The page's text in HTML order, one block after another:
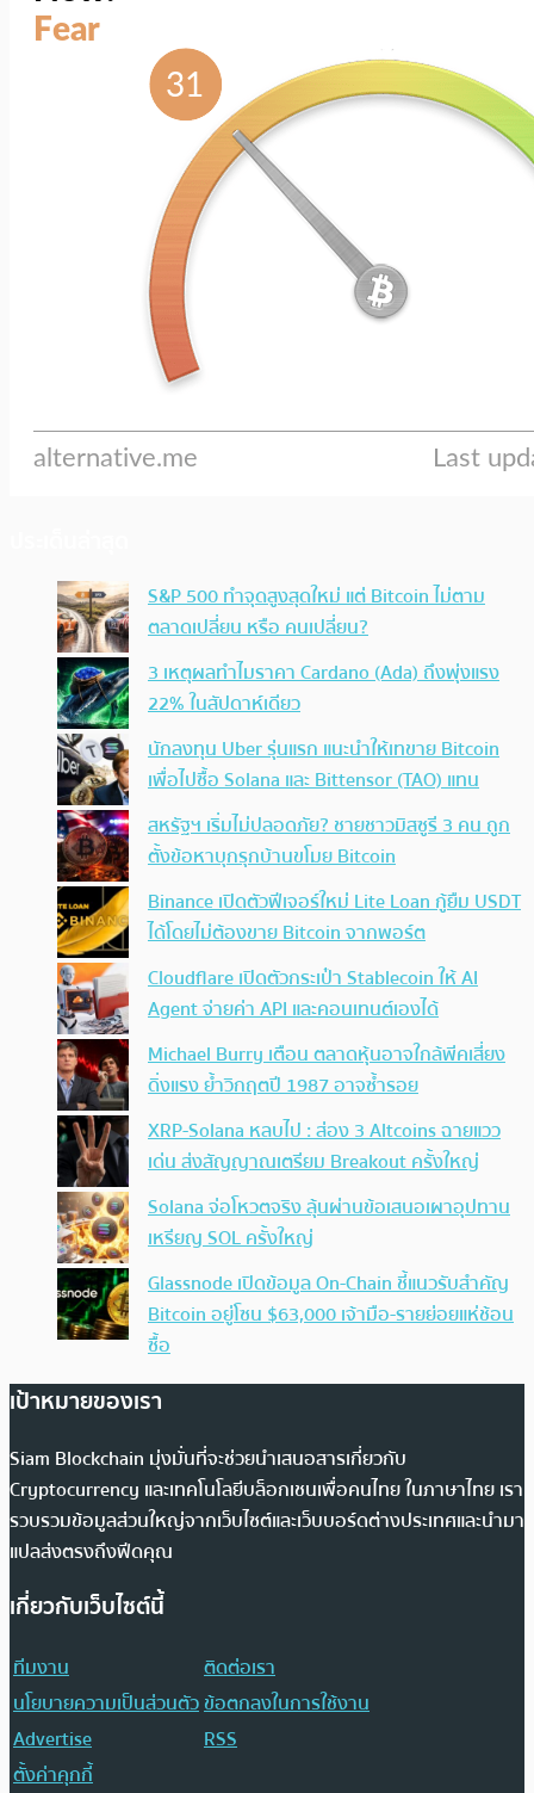
S&P 500 ทำจุดสูงสุดใหม่ แต่ Bitcoin ไม่ตาม
ตลาดเปลี่ยน หรือ คนเปลี่ยน?
3 เหตุผลทำไมราคา Cardano (Ada) ถึงพุ่งแรง
22% ในสัปดาห์เดียว
นักลงทุน Uber รุ่นแรก แนะนำให้เทขาย Bitcoin
เพื่อไปซื้อ Solana และ Bittensor (TAO) แทน
สหรัฐฯ เริ่มไม่ปลอดภัย? ชายชาวมิสซูรี 3 คน ถูก
ตั้งข้อหาบุกรุกบ้านขโมย Bitcoin
Binance เปิดตัวฟีเจอร์ใหม่ Lite Loan กู้ยืม USDT
ได้โดยไม่ต้องขาย Bitcoin จากพอร์ต
Cloudflare เปิดตัวกระเป๋า Stablecoin ให้ AI
Agent จ่ายค่า API และคอนเทนต์เองได้
Michael Burry เตือน ตลาดหุ้นอาจใกล้พีคเสี่ยง
ดิ่งแรง ย้ำวิกฤตปี 1987 อาจซ้ำรอย
XRP-Solana หลบไป : ส่อง 3 Altcoins ฉายแวว
เด่น ส่งสัญญาณเตรียม Breakout ครั้งใหญ่
Solana จ่อโหวตจริง ลุ้นผ่านข้อเสนอเผาอุปทาน
เหรียญ SOL ครั้งใหญ่
Glassnode เปิดข้อมูล On-Chain ชี้แนวรับสำคัญ
Bitcoin อยู่โซน $63,000 เจ้ามือ-รายย่อยแห่ช้อน
ซื้อ
เป้าหมายของเรา
Siam Blockchain มุ่งมั่นที่จะช่วยนำเสนอสารเกี่ยวกับ
Cryptocurrency และเทคโนโลยีบล็อกเชนเพื่อคนไทย ในภาษาไทย เรา
รวบรวมข้อมูลส่วนใหญ่จากเว็บไซต์และเว็บบอร์ดต่างประเทศและนำมา
แปลส่งตรงถึงฟีดคุณ
เกี่ยวกับเว็บไซต์นี้
ทีมงาน
ติดต่อเรา
นโยบายความเป็นส่วนตัวข้อตกลงในการใช้งาน
Advertise
RSS
ตั้งค่าคุกกี้